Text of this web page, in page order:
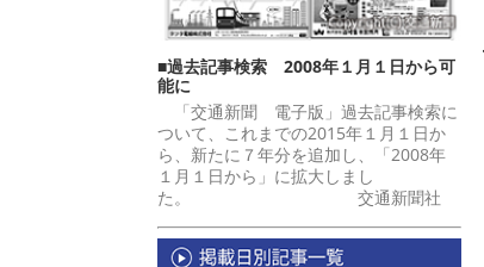
■過去記事検索 2008年１月１日から可
能に
「交通新聞 電子版」過去記事検索に
ついて、これまでの2015年１月１日か
ら、新たに７年分を追加し、「2008年
１月１日から」に拡大しまし
た。 交通新聞社